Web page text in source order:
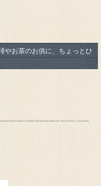
やお茶のお供に、ちょっとひ